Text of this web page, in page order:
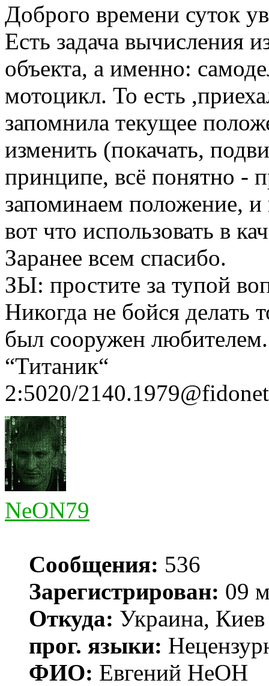
Доброго времени суток
Есть задача вычисления
объекта, а именно:
мотоцикл. То есть
запомнила текущее
изменить (покачать,
принципе, всё понятно -
запоминаем положение,
вот что использовать в
Заранее всем спасибо.
ЗЫ: простите за тупой
Никогда не бойся делать
был сооружен
“Титаник“
2:5020/2140.1979@fidonet
NeON79
Сообщения: 536
Зарегистрирован: 09
Откуда: Украина, Киев
прог. языки:
ФИО: Евгений НеОН